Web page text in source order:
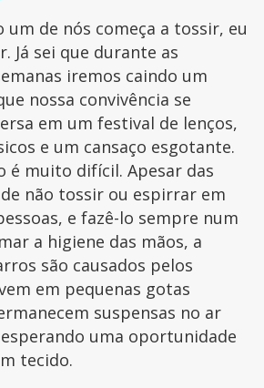
um de nós começa a tossir, eu
Já sei que durante as
iremos caindo um
nossa convivência se
em um festival de lenços,
e um cansaço esgotante.
é muito difícil. Apesar das
não tossir ou espirrar em
e fazê-lo sempre num
a higiene das mãos, a
são causados pelos
em pequenas gotas
suspensas no ar
uma oportunidade
tecido.